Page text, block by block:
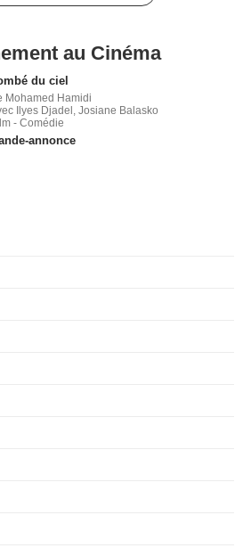
au Cinéma
du ciel
Mohamed Hamidi
Ilyes Djadel, Josiane Balasko
- Comédie
annonce